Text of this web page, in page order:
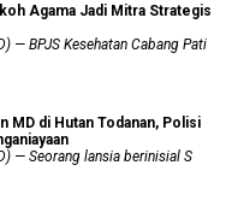
Agama Jadi Mitra Strategis
— BPJS Kesehatan Cabang Pati
MD di Hutan Todanan, Polisi
— Seorang lansia berinisial S